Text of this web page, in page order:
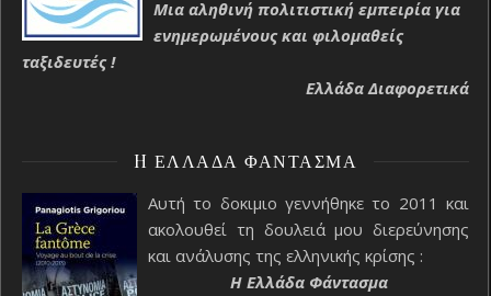
Μια αληθινή πολιτιστική εμπειρία για
ενημερωμένους και φιλομαθείς
ταξιδευτές !
Ελλάδα Διαφορετικά
H ΕΛΛΆΔΑ ΦΆΝΤΑΣΜΑ
Αυτή το δοκιμιο γεννήθηκε το 2011 και
ακολουθεί τη δουλειά μου διερεύνησης
και ανάλυσης της ελληνικής κρίσης :
H Ελλάδα Φάντασμα